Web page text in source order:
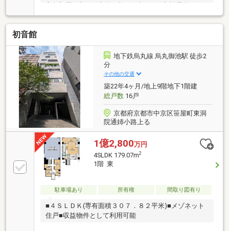
方角部屋 ■本日ご内覧可能！ ■当日のご相談予約はお
電話がスムーズ
初音館
地下鉄烏丸線 烏丸御池駅 徒歩2
分
その他の交通
築22年4ヶ月/地上9階地下1階建
総戸数16戸
京都府京都市中京区笹屋町東洞
院通姉小路上る
1億2,800万円
4SLDK 179.07m2
1階 東
駐車場あり 所有権 間取り図有り
■４ＳＬＤＫ(専有面積３０７．８２平米)■メゾネット
住戸■収益物件として利用可能